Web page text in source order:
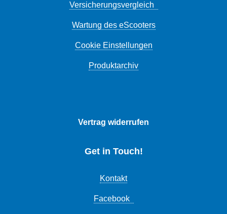
Versicherungsvergleich
Wartung des eScooters
Cookie Einstellungen
Produktarchiv
Vertrag widerrufen
Get in Touch!
Kontakt
Facebook